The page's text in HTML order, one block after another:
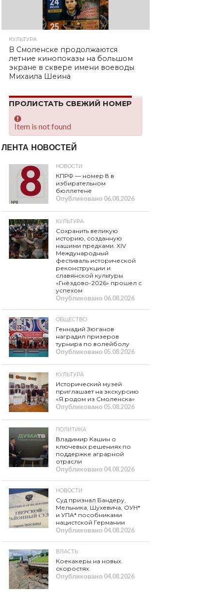
КУЛЬТУРА
В Смоленске продолжаются
летние кинопоказы на большом
экране в сквере имени воеводы
Михаила Шеина
ПРОЛИСТАТЬ СВЕЖИЙ НОМЕР
Item is not found
ЛЕНТА НОВОСТЕЙ
НОВОСТИ
КПРФ — номер 8 в
избирательном
бюллетене
Опубликовано06.08.2026
КУЛЬТУРА
Сохранить великую
историю, созданную
нашими предками. XIV
Международный
фестиваль исторической
реконструкции и
славянской культуры
«Гнёздово-2026» прошел с
успехом
Опубликовано06.08.2026
ОБЩЕСТВО
Геннадий Зюганов
наградил призеров
турнира по волейболу
Опубликовано05.08.2026
КУЛЬТУРА
Исторический музей
приглашает на экскурсию
«Я родом из Смоленска»
Опубликовано05.08.2026
ПОЛИТИКА
Владимир Кашин о
ключевых решениях по
поддержке аграрной
отрасли
Опубликовано04.08.2026
НОВОСТИ
Суд признал Бандеру,
Мельника, Шухевича, ОУН*
и УПА* пособниками
нацистской Германии
Опубликовано04.08.2026
ВЛАСТЬ
Коекакеры на новых
скоростях
Опубликовано04.08.2026